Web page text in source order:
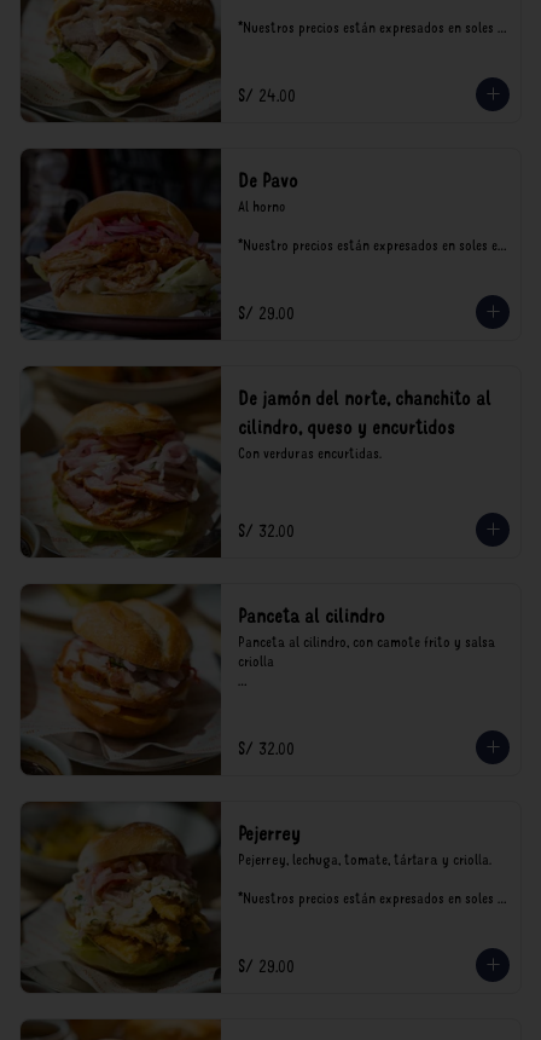
*Nuestros precios están expresados en soles e
S/ 24.00
De Pavo
Al horno
*Nuestro precios están expresados en soles e
S/ 29.00
De jamón del norte, chanchito al
cilindro, queso y encurtidos
Con verduras encurtidas.
S/ 32.00
Panceta al cilindro
Panceta al cilindro, con camote frito y salsa
criolla
consumo.
S/ 32.00
Pejerrey
Pejerrey, lechuga, tomate, tártara y criolla.
*Nuestros precios están expresados en soles e
S/ 29.00